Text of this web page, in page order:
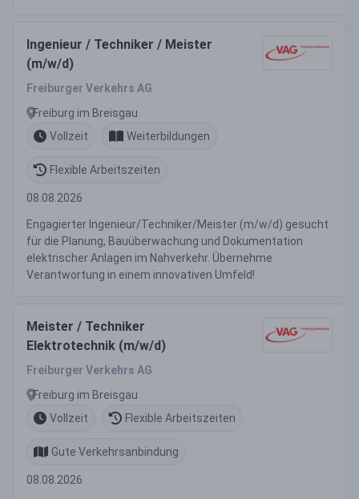
Ingenieur / Techniker / Meister
(m/w/d)
Freiburger Verkehrs AG
Freiburg im Breisgau
Vollzeit
Weiterbildungen
Flexible Arbeitszeiten
08.08.2026
Engagierter Ingenieur/Techniker/Meister (m/w/d) gesucht
für die Planung, Bauüberwachung und Dokumentation
elektrischer Anlagen im Nahverkehr. Übernehme
Verantwortung in einem innovativen Umfeld!
Meister / Techniker
Elektrotechnik (m/w/d)
Freiburger Verkehrs AG
Freiburg im Breisgau
Vollzeit
Flexible Arbeitszeiten
Gute Verkehrsanbindung
08.08.2026